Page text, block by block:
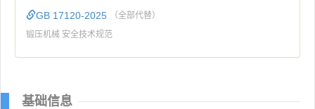
GB 17120-2025 （全部代替）
锻压机械 安全技术规范
基础信息